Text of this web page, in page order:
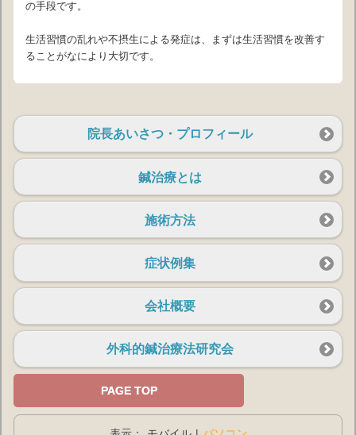
の手段です。
生活習慣の乱れや不摂生による発症は、まずは生活習慣を改善す
ることがなにより大切です。
院長あいさつ・プロフィール
鍼治療とは
施術方法
症状例集
会社概要
外科的鍼治療法研究会
PAGE TOP